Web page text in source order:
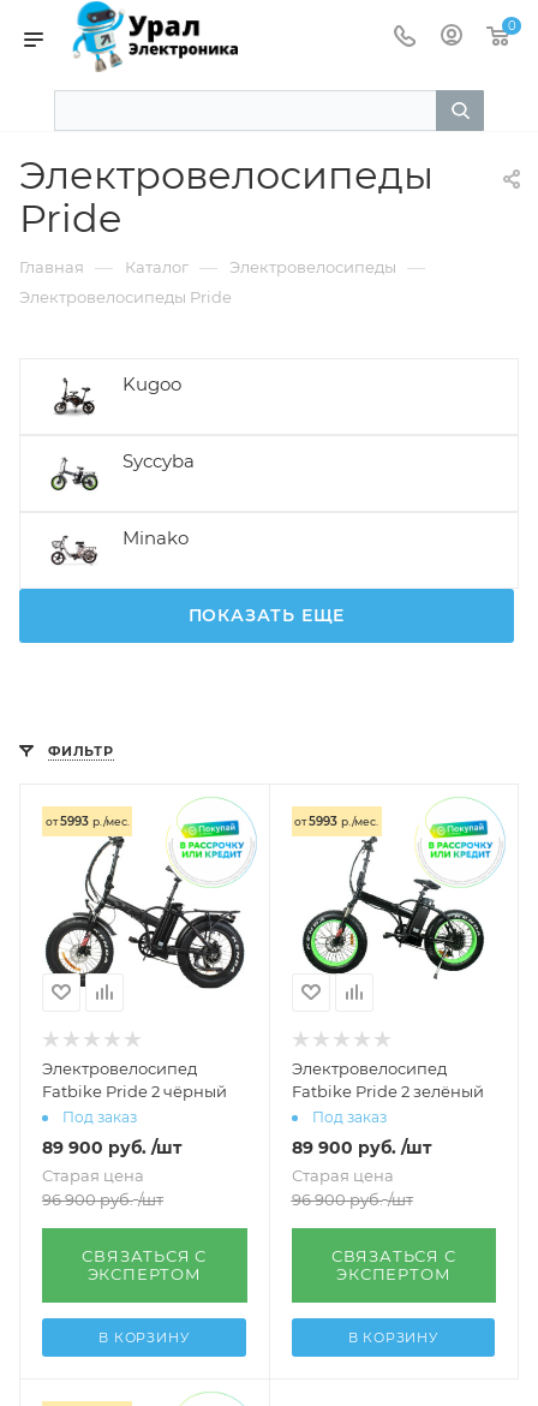
0
Электровелосипеды
Pride
Главная — Каталог — Электровелосипеды —
Электровелосипеды Pride
Kugoo
Syccyba
Minako
ПОКАЗАТЬ ЕЩЕ
ФИЛЬТР
от5993 р./мес.
Электровелосипед
Fatbike Pride 2 чёрный
Под заказ
89 900 руб. /шт
Старая цена
96 900руб. /шт
СВЯЗАТЬСЯ С
ЭКСПЕРТОМ
В КОРЗИНУ
от5993 р./мес.
Электровелосипед
Fatbike Pride 2 зелёный
Под заказ
89 900 руб. /шт
Старая цена
96 900руб. /шт
СВЯЗАТЬСЯ С
ЭКСПЕРТОМ
В КОРЗИНУ